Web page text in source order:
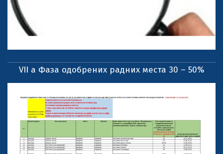
VII a Фаза одобрених радних места 30 – 50%